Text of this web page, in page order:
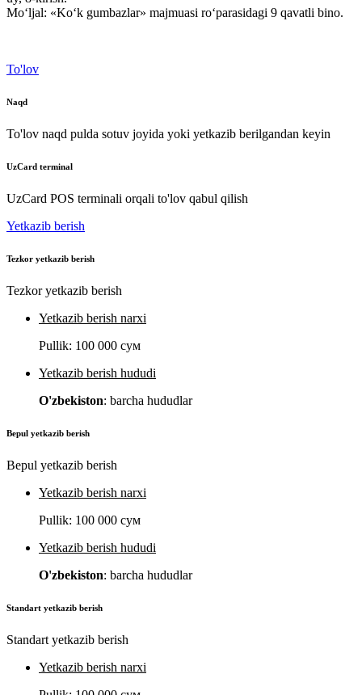
Mo‘ljal: «Ko‘k gumbazlar» majmuasi ro‘parasidagi 9 qavatli bino.
To'lov
Naqd
To'lov naqd pulda sotuv joyida yoki yetkazib berilgandan keyin
UzCard terminal
UzCard POS terminali orqali to'lov qabul qilish
Yetkazib berish
Tezkor yetkazib berish
Tezkor yetkazib berish
Yetkazib berish narxi
Pullik: 100 000 сум
Yetkazib berish hududi
O'zbekiston: barcha hududlar
Bepul yetkazib berish
Bepul yetkazib berish
Yetkazib berish narxi
Pullik: 100 000 сум
Yetkazib berish hududi
O'zbekiston: barcha hududlar
Standart yetkazib berish
Standart yetkazib berish
Yetkazib berish narxi